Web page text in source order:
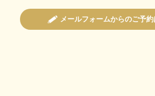
メールフォームからのご予